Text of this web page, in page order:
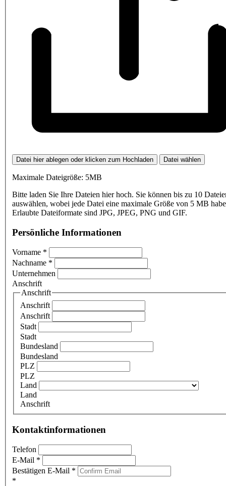
Datei hier ablegen oder klicken zum Hochladen Datei wählen
Maximale Dateigröße: 5MB
Bitte laden Sie Ihre Dateien hier hoch. Sie können bis zu 10
auswählen, wobei jede Datei eine maximale Größe von 5 MB
Erlaubte Dateiformate sind JPG, JPEG, PNG und GIF.
Persönliche Informationen
Vorname *
Nachname *
Unternehmen
Anschrift
Anschrift
Anschrift
Anschrift
Stadt
Stadt
Bundesland
Bundesland
PLZ
PLZ
Land
Land
Anschrift
Kontaktinformationen
Telefon
E-Mail *
Bestätigen E-Mail *
*